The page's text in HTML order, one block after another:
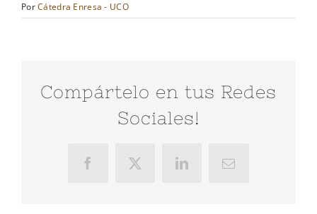
PorCátedra Enresa - UCO
Compártelo en tus Redes
Sociales!
FacebookX LinkedInCorreo